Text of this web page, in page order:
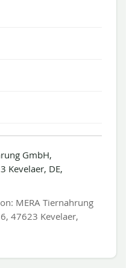
GmbH,
Kevelaer, DE,
MERA Tiernahrung
47623 Kevelaer,